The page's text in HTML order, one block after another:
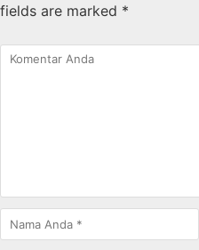
fields are marked *